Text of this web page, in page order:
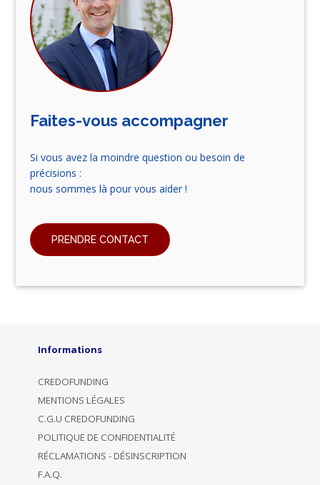
Faites-vous accompagner
Si vous avez la moindre question ou besoin de
précisions :
nous sommes là pour vous aider !
PRENDRE CONTACT
Informations
CREDOFUNDING
MENTIONS LÉGALES
C.G.U CREDOFUNDING
POLITIQUE DE CONFIDENTIALITÉ
RÉCLAMATIONS - DÉSINSCRIPTION
F.A.Q.